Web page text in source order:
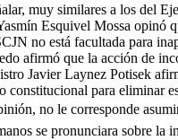
muy similares a los del
Esquivel Mossa opinó
no está facultada para
afirmó que la acción de
Javier Laynez Potisek
para eliminar
no le corresponde
se pronunciara sobre